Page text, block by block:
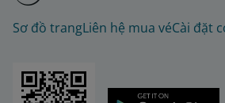
Sơ đồ trangLiên hệ mua véCài đặt